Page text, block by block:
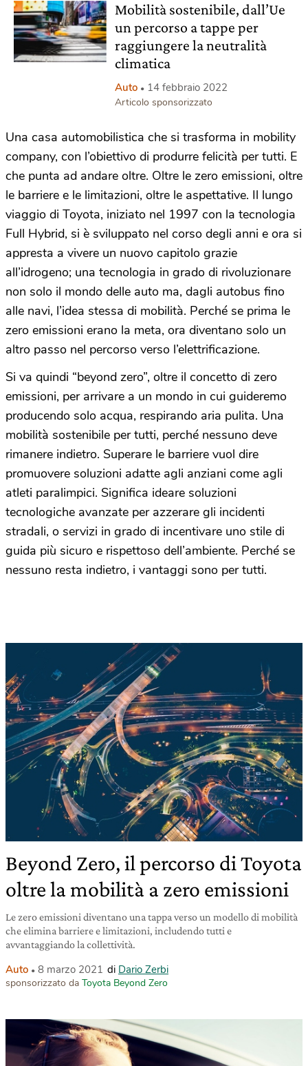
Mobilità sostenibile, dall’Ue
un percorso a tappe per
raggiungere la neutralità
climatica
Auto 14 febbraio 2022
Articolo sponsorizzato
Una casa automobilistica che si trasforma in mobility
company, con l’obiettivo di produrre felicità per tutti. E
che punta ad andare oltre. Oltre le zero emissioni, oltre
le barriere e le limitazioni, oltre le aspettative. Il lungo
viaggio di Toyota, iniziato nel 1997 con la tecnologia
Full Hybrid, si è sviluppato nel corso degli anni e ora si
appresta a vivere un nuovo capitolo grazie
all’idrogeno; una tecnologia in grado di rivoluzionare
non solo il mondo delle auto ma, dagli autobus fino
alle navi, l’idea stessa di mobilità. Perché se prima le
zero emissioni erano la meta, ora diventano solo un
altro passo nel percorso verso l’elettrificazione.
Si va quindi “beyond zero”, oltre il concetto di zero
emissioni, per arrivare a un mondo in cui guideremo
producendo solo acqua, respirando aria pulita. Una
mobilità sostenibile per tutti, perché nessuno deve
rimanere indietro. Superare le barriere vuol dire
promuovere soluzioni adatte agli anziani come agli
atleti paralimpici. Significa ideare soluzioni
tecnologiche avanzate per azzerare gli incidenti
stradali, o servizi in grado di incentivare uno stile di
guida più sicuro e rispettoso dell’ambiente. Perché se
nessuno resta indietro, i vantaggi sono per tutti.
Beyond Zero, il percorso di Toyota
oltre la mobilità a zero emissioni
Le zero emissioni diventano una tappa verso un modello di mobilità
che elimina barriere e limitazioni, includendo tutti e
avvantaggiando la collettività.
Auto 8 marzo 2021 di Dario Zerbi
sponsorizzato da Toyota Beyond Zero